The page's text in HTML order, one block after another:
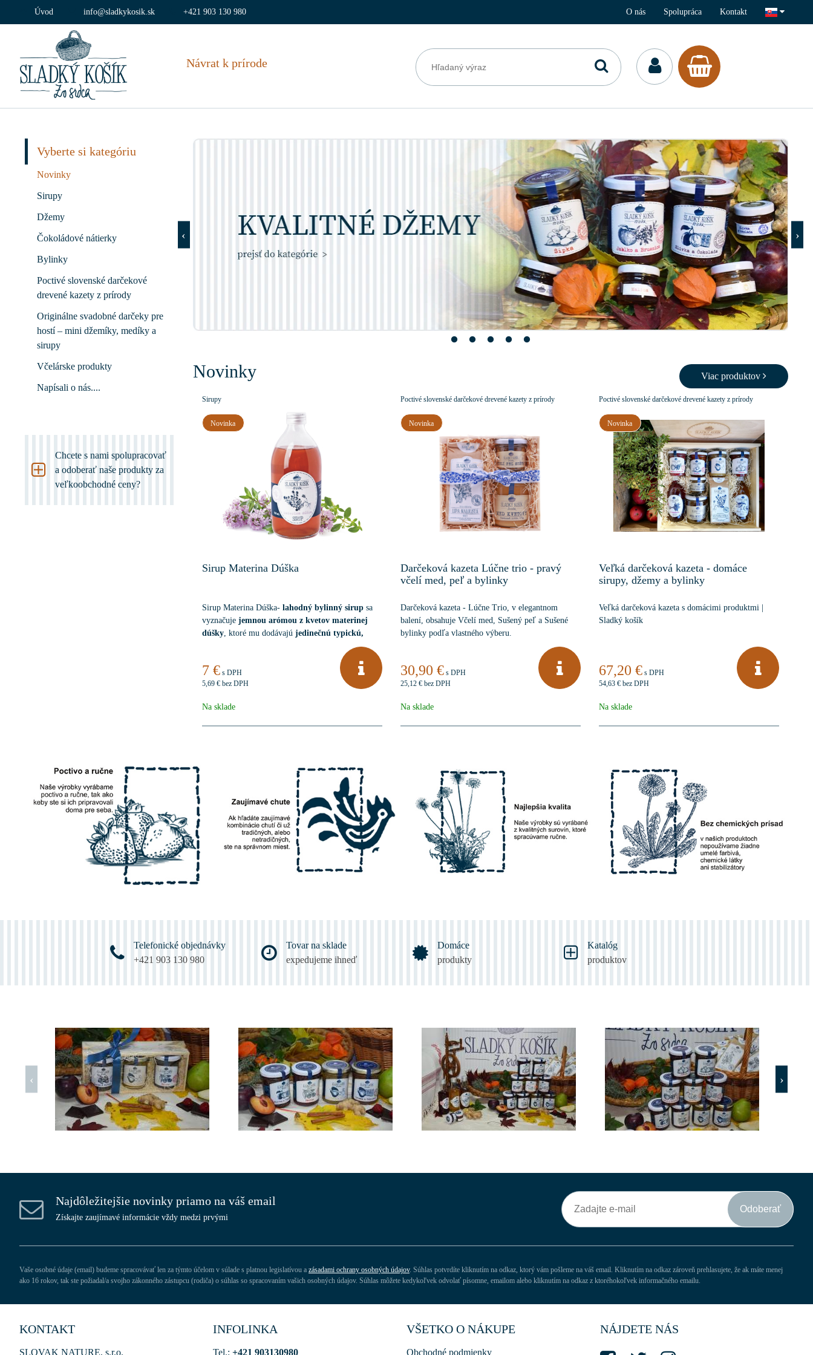
Návrat k prírode
Úvod info@sladkykosik.sk +421 903 130 980 O nás Spolupráca Kontakt
Novinky
Sirupy
Novinka
Sirup Materina Dúška
Sirup Materina Dúška- lahodný bylinný sirupsa
vyznačuje jemnou arómou z kvetov materinej
dúšky, ktoré mu dodávajú jedinečnú typickú,
. Ideálny pre
domácich bylinkových limonád
7 € s DPH
5,69 € bez DPH
Na sklade
Poctivé slovenské darčekové drevené kazety z prírody
Novinka
Darčeková kazeta Lúčne trio - pravý
včelí med, peľ a bylinky
Darčeková kazeta - Lúčne Trio, v elegantnom
balení, obsahuje Včelí med, Sušený peľ a Sušené
bylinky podľa vlastného výberu.
30,90 € s DPH
25,12 € bez DPH
Na sklade
Poctivé slovenské darčekové drevené kazety z prírody
Novinka
Veľká darčeková kazeta - domáce
sirupy, džemy a bylinky
Veľká darčeková kazeta s domácimi produktmi |
Sladký košík
67,20 € s DPH
54,63 € bez DPH
Na sklade
Viac produktov
Vyberte si kategóriu
Novinky
Sirupy
Džemy
Čokoládové nátierky
Bylinky
Poctivé slovenské darčekové
drevené kazety z prírody
Originálne svadobné darčeky pre
hostí – mini džemíky, medíky a
sirupy
Včelárske produkty
Napísali o nás....
Chcete s namispolupracovať
a odoberať našeprodukty za
veľkoobchodné ceny?
Telefonické objednávky
+421 903 130 980
Tovar na sklade
expedujeme ihneď
Domáce
produkty
Katalóg
produktov
Najdôležitejšie novinky priamo na váš email
Získajte zaujímavé informácie vždy medzi prvými
Odoberať
Vaše osobné údaje (email) budeme spracovávať len za týmto účelom v súlade s platnou legislatívou a zásadami ochrany osobných údajov. Súhlas potvrdíte kliknutím na odkaz, ktorý vám pošleme na váš email. Kliknutím na odkaz zároveň prehlasujete, že ak máte menej
ako 16 rokov, tak ste požiadal/a svojho zákonného zástupcu (rodiča) o súhlas so spracovaním vašich osobných údajov. Súhlas môžete kedykoľvek odvolať písomne, emailom alebo kliknutím na odkaz z ktoréhokoľvek informačného emailu.
KONTAKT
SLOVAK NATURE, s.r.o.
INFOLINKA
Tel.: +421 903130980
VŠETKO O NÁKUPE
Obchodné podmienky
NÁJDETE NÁS